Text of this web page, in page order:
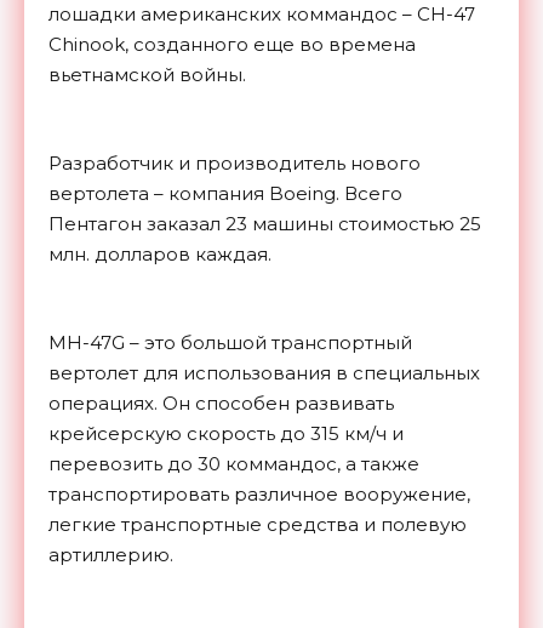
лошадки американских коммандос – CH-47
Chinook, созданного еще во времена
вьетнамской войны.
Разработчик и производитель нового
вертолета – компания Boeing. Всего
Пентагон заказал 23 машины стоимостью 25
млн. долларов каждая.
MH-47G – это большой транспортный
вертолет для использования в специальных
операциях. Он способен развивать
крейсерскую скорость до 315 км/ч и
перевозить до 30 коммандос, а также
транспортировать различное вооружение,
легкие транспортные средства и полевую
артиллерию.